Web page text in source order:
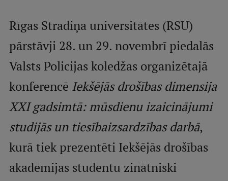
Mobile
galvenā
izvēlne
Studiju iespējas
Pamatstudiju programmas
Maģistra studiju programmas
Doktorantūra
Rezidentūra
Uzņemšana
Praktiska informācija
Rīgas Stradiņa universitātes (RSU)
pārstāvji 28. un 29. novembrī piedalās
Valsts Policijas koledžas organizētajā
konferencē Iekšējās drošības dimensija
XXI gadsimtā: mūsdienu izaicinājumi
studijās un tiesībaizsardzības darbā,
kurā tiek prezentēti Iekšējās drošības
akadēmijas studentu zinātniski